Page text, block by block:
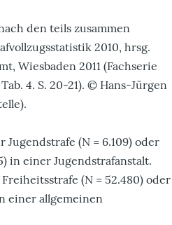
den teils zusammen
2010, hrsg.
Wiesbaden 2011 (Fachserie
4. S. 20-21). © Hans-Jürgen
Jugendstrafe (N = 6.109) oder
in einer Jugendstrafanstalt.
(N = 52.480) oder
einer allgemeinen